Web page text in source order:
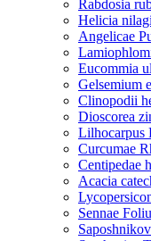
Rabdosia
Helicia
Angelicae
Eucommia
Gelsemium
Clinopodii
Dioscorea
Lilhocarpus
Curcumae
Centipedae
Acacia
Sennae